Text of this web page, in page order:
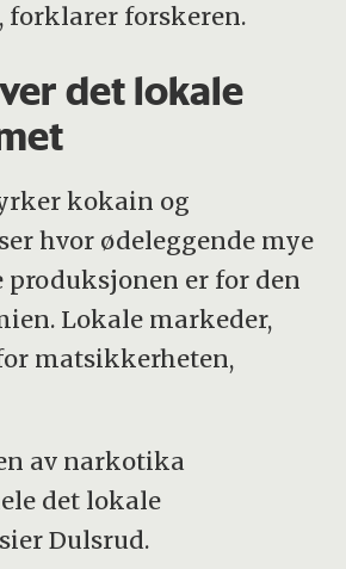
forklarer forskeren.
det lokale
kokain og
hvor ødeleggende mye
produksjonen er for den
Lokale markeder,
matsikkerheten,
av narkotika
det lokale
Dulsrud.